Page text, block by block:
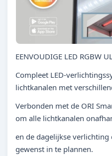
EENVOUDIGE LED RGBW
Compleet LED-
lichtkanalen met
Verbonden met de ORI
om alle lichtkanalen
en de dagelijkse verlichting
gewenst in te plannen.